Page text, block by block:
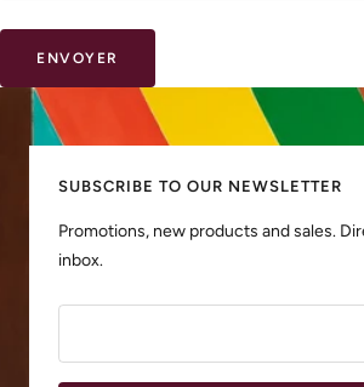
ENVOYER
SUBSCRIBE TO OUR NEWSLETTER
Promotions, new products and sales.
inbox.